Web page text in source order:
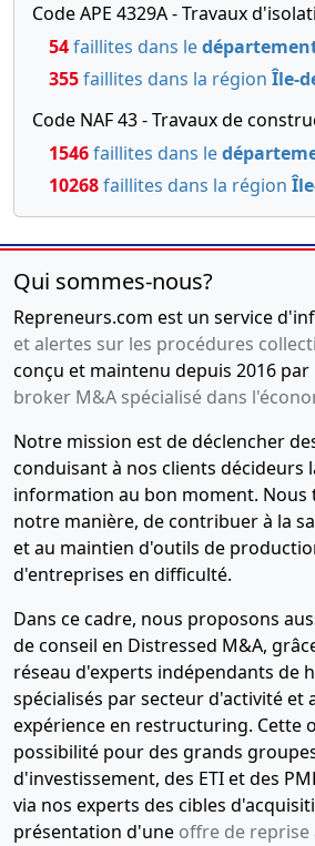
Code APE 4329A - Travaux
54faillites dans le
355faillites dans la région Île-
Code NAF 43 - Travaux de
1546faillites dans le
10268faillites dans la région
Qui sommes-nous?
Repreneurs.com est un service
et alertes sur les procédures
conçu et maintenu depuis 2016 par
broker M&A spécialisé dans
Notre mission est de déclencher
conduisant à nos clients décideurs
information au bon moment. Nous
notre manière, de contribuer à la
et au maintien d'outils de
d'entreprises en difficulté.
Dans ce cadre, nous proposons
de conseil en Distressed M&A,
réseau d'experts indépendants de
spécialisés par secteur d'activité et
expérience en restructuring. Cette
possibilité pour des grands
d'investissement, des ETI et des
via nos experts des cibles
présentation d'une offre de reprise